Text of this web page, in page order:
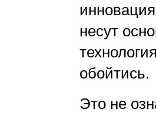
несут
обойтись.
Это не